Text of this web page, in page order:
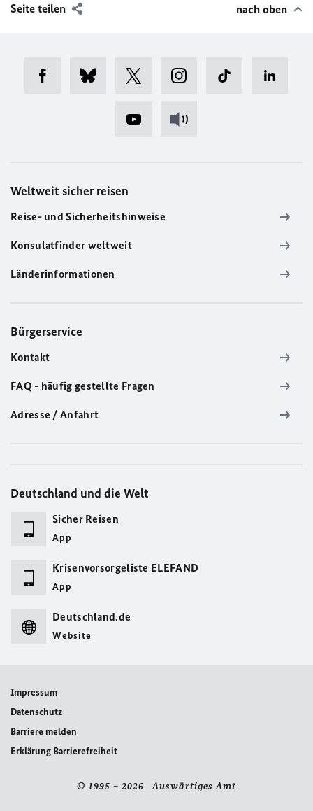
Seite teilen nach oben
Weltweit sicher reisen
Reise- und Sicherheitshinweise
Konsulatfinder weltweit
Länderinformationen
Bürgerservice
Kontakt
FAQ - häufig gestellte Fragen
Adresse / Anfahrt
Deutschland und die Welt
Sicher Reisen
App
Krisenvorsorgeliste ELEFAND
App
Deutschland.de
Website
Impressum
Datenschutz
Barriere melden
Erklärung Barrierefreiheit
© 1995 – 2026 Auswärtiges Amt